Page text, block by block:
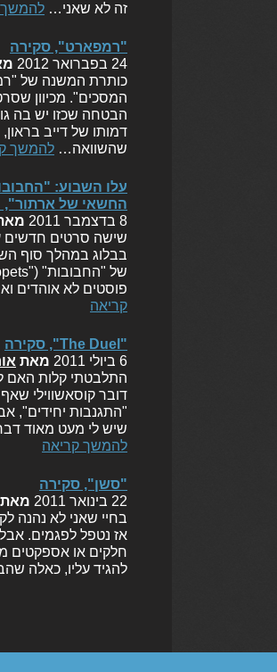
זה לא שאני… להמשך
"רמפארט", סקירה
24 בפברואר 2012
המסכים". מכיוון
הבטחה שכזו יש בה
דמותו של דייב
שהשוואה… להמשך
עלו השבוע:
החשאי של ארתור",
8 בדצמבר 2011
שישה סרטים חדשים
בבלוג במהלך סוף
פוסטים לא אוהדים
קריאה
"The Duel", סקירה
6 ביולי 2011
מאת
דובר קוסאשווילי
"התגנבות יחידים",
שיש לי מעט מאוד
להמשך קריאה
"סשן", סקירה
22 בינואר 2011
בחיי שאני לא נהנה
אז נטפל לפגמים.
חלקים או אספקטים
להגיד עליו, כאלה